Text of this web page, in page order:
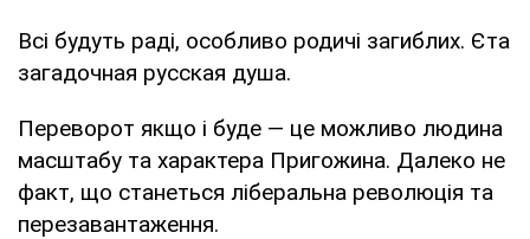
Всі будуть раді, особливо родичі загиблих. Єта
загадочная русская душа.
Переворот якщо і буде — це можливо людина
масштабу та характера Пригожина. Далеко не
факт, що станеться ліберальна революція та
перезавантаження.